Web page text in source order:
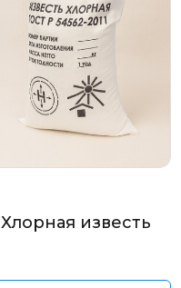
Хлорная известь